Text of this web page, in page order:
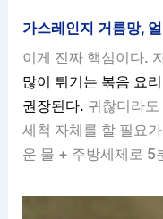
가스레인지 거름망,
이게 진짜 핵심이다.
많이 튀기는 볶음 요
권장된다. 귀찮더라
세척 자체를 할 필요
운 물 + 주방세제로 5